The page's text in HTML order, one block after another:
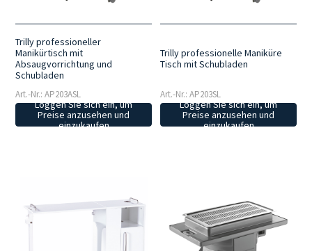
Trilly professioneller
Manikürtisch mit
Absaugvorrichtung und
Schubladen
Art.-Nr.: AP203ASL
Loggen Sie sich ein, um
Preise anzusehen und
einzukaufen
Trilly professionelle Maniküre
Tisch mit Schubladen
Art.-Nr.: AP203SL
Loggen Sie sich ein, um
Preise anzusehen und
einzukaufen